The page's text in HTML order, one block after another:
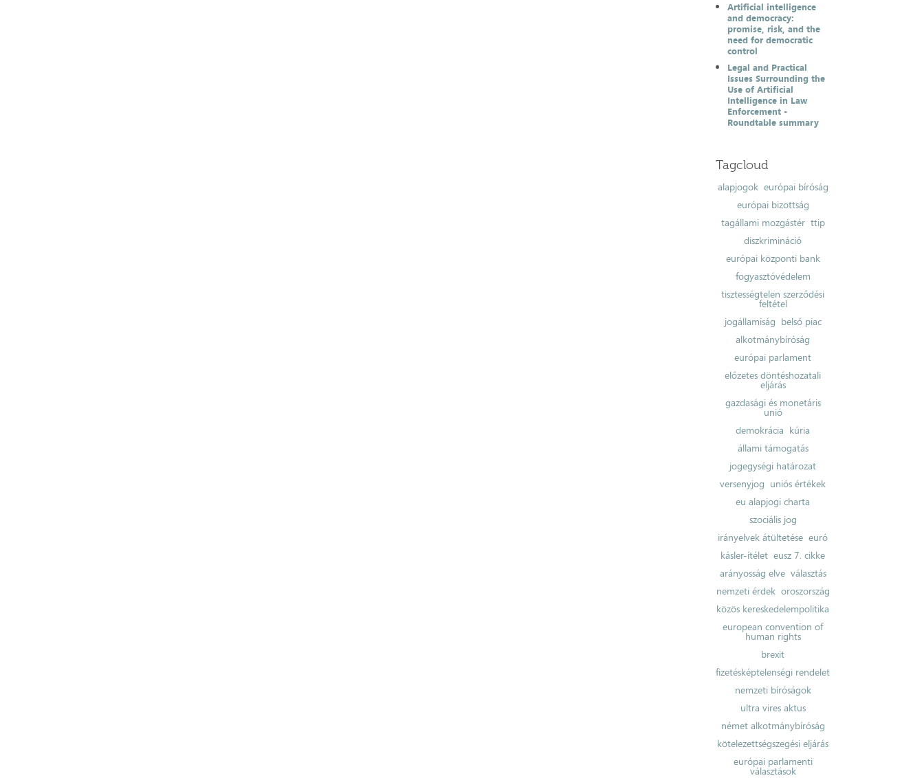
Artificial intelligence
and democracy:
promise, risk, and the
need for democratic
control
Legal and Practical
Issues Surrounding the
Use of Artificial
Intelligence in Law
Enforcement -
Roundtable summary
Tagcloud
alapjogok európai bíróság
európai bizottság
tagállami mozgástér ttip
diszkrimináció
európai központi bank
fogyasztóvédelem
tisztességtelen szerződési
feltétel
jogállamiság belső piac
alkotmánybíróság
európai parlament
előzetes döntéshozatali
eljárás
gazdasági és monetáris
unió
demokrácia kúria
állami támogatás
jogegységi határozat
versenyjog uniós értékek
eu alapjogi charta
szociális jog
irányelvek átültetése euró
kásler-ítélet eusz 7. cikke
arányosság elve választás
nemzeti érdek oroszország
közös kereskedelempolitika
european convention of
human rights
brexit
fizetésképtelenségi rendelet
nemzeti bíróságok
ultra vires aktus
német alkotmánybíróság
kötelezettségszegési eljárás
európai parlamenti
választások